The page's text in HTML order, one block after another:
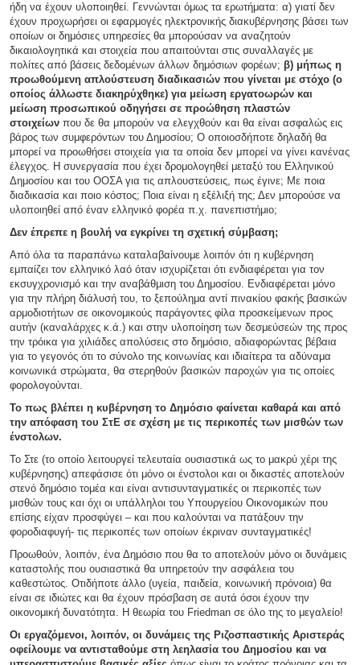
ήδη να έχουν υλοποιηθεί. Γεννώνται όμως τα ερωτήματα: α) γιατί δεν
έχουν προχωρήσει οι εφαρμογές ηλεκτρονικής διακυβέρνησης βάσει των
οποίων οι δημόσιες υπηρεσίες θα μπορούσαν να αναζητούν
δικαιολογητικά και στοιχεία που απαιτούνται στις συναλλαγές με
πολίτες από βάσεις δεδομένων άλλων δημόσιων φορέων; β) μήπως η
προωθούμενη απλούστευση διαδικασιών που γίνεται με στόχο (ο
οποίος άλλωστε διακηρύχθηκε) για μείωση εργατοωρών και
μείωση προσωπικού οδηγήσει σε προώθηση πλαστών
στοιχείων που δε θα μπορούν να ελεγχθούν και θα είναι ασφαλώς εις
βάρος των συμφερόντων του Δημοσίου; Ο οποιοσδήποτε δηλαδή θα
μπορεί να προωθήσει στοιχεία για τα οποία δεν μπορεί να γίνει κανένας
έλεγχος. Η συνεργασία που έχει δρομολογηθεί μεταξύ του Ελληνικού
Δημοσίου και του ΟΟΣΑ για τις απλουστεύσεις, πως έγινε; Με ποια
διαδικασία και ποιο κόστος; Ποια είναι η εξέλιξή της; Δεν μπορούσε να
υλοποιηθεί από έναν ελληνικό φορέα π.χ. πανεπιστήμιο;
Δεν έπρεπε η βουλή να εγκρίνει τη σχετική σύμβαση;
Από όλα τα παραπάνω καταλαβαίνουμε λοιπόν ότι η κυβέρνηση
εμπαίζει τον ελληνικό λαό όταν ισχυρίζεται ότι ενδιαφέρεται για τον
εκσυγχρονισμό και την αναβάθμιση του Δημοσίου. Ενδιαφέρεται μόνο
για την πλήρη διάλυσή του, το ξεπούλημα αντί πινακίου φακής βασικών
αρμοδιοτήτων σε οικονομικούς παράγοντες φίλα προσκείμενων προς
αυτήν (καναλάρχες κ.ά.) και στην υλοποίηση των δεσμεύσεών της προς
την τρόικα για χιλιάδες απολύσεις στο δημόσιο, αδιαφορώντας βέβαια
για το γεγονός ότι το σύνολο της κοινωνίας και ιδιαίτερα τα αδύναμα
κοινωνικά στρώματα, θα στερηθούν βασικών παροχών για τις οποίες
φορολογούνται.
Το πως βλέπει η κυβέρνηση το Δημόσιο φαίνεται καθαρά και από
την απόφαση του ΣτΕ σε σχέση με τις περικοπές των μισθών των
ένστολων.
Το Στε (το οποίο λειτουργεί τελευταία ουσιαστικά ως το μακρύ χέρι της
κυβέρνησης) απεφάσισε ότι μόνο οι ένστολοι και οι δικαστές αποτελούν
στενό δημόσιο τομέα και είναι αντισυνταγματικές οι περικοπές των
μισθών τους και όχι οι υπάλληλοι του Υπουργείου Οικονομικών που
επίσης είχαν προσφύγει – και που καλούνται να πατάξουν την
φοροδιαφυγή- τις περικοπές των οποίων έκριναν συνταγματικές!
Προωθούν, λοιπόν, ένα Δημόσιο που θα το αποτελούν μόνο οι δυνάμεις
καταστολής που ουσιαστικά θα υπηρετούν την ασφάλεια του
καθεστώτος. Οτιδήποτε άλλο (υγεία, παιδεία, κοινωνική πρόνοια) θα
είναι σε ιδιώτες και θα έχουν πρόσβαση σε αυτά όσοι έχουν την
οικονομική δυνατότητα. Η θεωρία του Friedman σε όλο της το μεγαλείο!
Οι εργαζόμενοι, λοιπόν, οι δυνάμεις της Ριζοσπαστικής Αριστεράς
οφείλουμε να αντισταθούμε στη λεηλασία του Δημοσίου και να